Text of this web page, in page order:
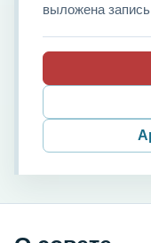
выложена